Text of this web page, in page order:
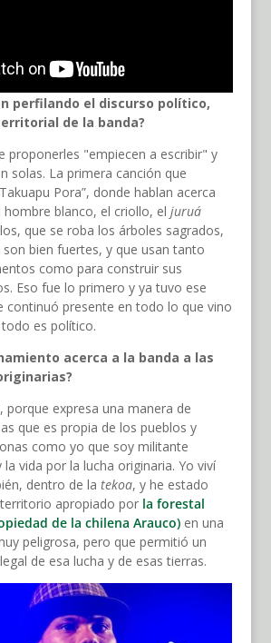
perfilando el discurso político,
de la banda?
proponerles "empiecen a escribir" y
solas. La primera canción que
Pora”, donde hablan acerca
blanco, el criollo, el juruá
que se roba los árboles sagrados,
bien fuertes, y que usan tanto
como para construir sus
Eso fue lo primero y ya tuvo ese
continuó presente en todo lo que vino
es político.
acerca a la banda a las
expresa una manera de
que es propia de los pueblos y
como yo que soy militante
vida por la lucha originaria. Yo viví
dentro de la tekoa, y he estado
apropiado por la forestal
de la chilena Arauco)en una
peligrosa, pero que permitió un
de esa lucha y de esas tierras.